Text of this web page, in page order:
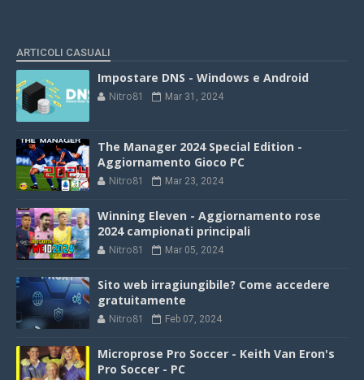
ARTICOLI CASUALI
Impostare DNS - Windows e Android
Nitro81 Mar 31, 2024
The Manager 2024 Special Edition -
Aggiornamento Gioco PC
Nitro81 Mar 23, 2024
Winning Eleven - Aggiornamento rose
2024 campionati principali
Nitro81 Mar 05, 2024
Sito web irragiungibile? Come accedere
gratuitamente
Nitro81 Feb 07, 2024
Microprose Pro Soccer - Keith Van Eron's
Pro Soccer - PC